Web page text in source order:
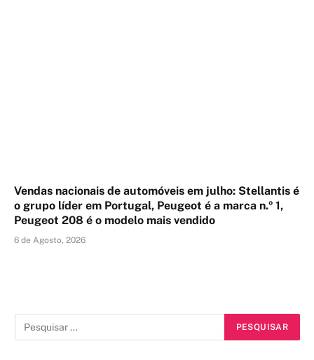
Vendas nacionais de automóveis em julho: Stellantis é
o grupo líder em Portugal, Peugeot é a marca n.º 1,
Peugeot 208 é o modelo mais vendido
6 de Agosto, 2026